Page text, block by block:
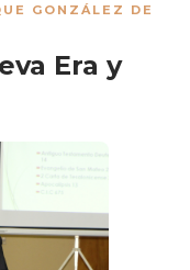
GONZÁLEZ DE
Era y